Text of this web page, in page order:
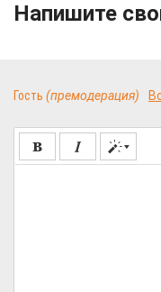
Напишите
Гость (премодерация)